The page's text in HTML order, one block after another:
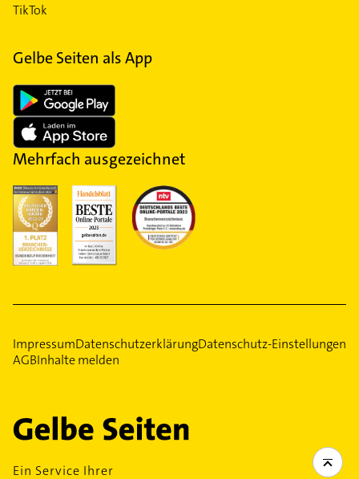
TikTok
Gelbe Seiten als App
Mehrfach ausgezeichnet
ImpressumDatenschutzerklärungDatenschutz-Einstellungen
AGBInhalte melden
Ein Service Ihrer